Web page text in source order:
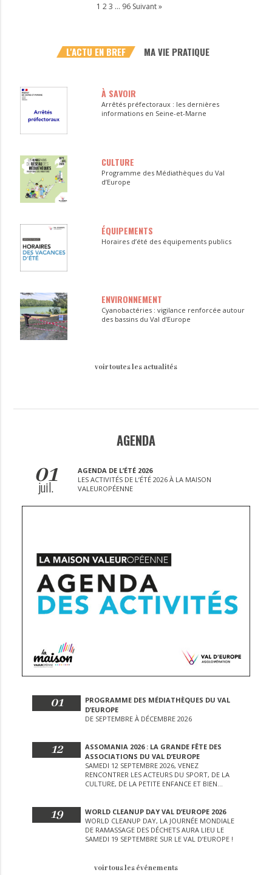
1 2 3 … 96 Suivant »
L'ACTU EN BREF MA VIE PRATIQUE
À SAVOIR
Arrêtés préfectoraux : les dernières
informations en Seine-et-Marne
CULTURE
Programme des Médiathèques du Val
d’Europe
ÉQUIPEMENTS
Horaires d’été des équipements publics
ENVIRONNEMENT
Cyanobactéries : vigilance renforcée autour
des bassins du Val d’Europe
voir toutes les actualités
AGENDA
01
juil.
AGENDA DE L’ÉTÉ 2026
LES ACTIVITÉS DE L’ÉTÉ 2026 À LA MAISON
VALEUROPÉENNE
01
PROGRAMME DES MÉDIATHÈQUES DU VAL
D’EUROPE
DE SEPTEMBRE À DÉCEMBRE 2026
12
ASSOMANIA 2026 : LA GRANDE FÊTE DES
ASSOCIATIONS DU VAL D’EUROPE
SAMEDI 12 SEPTEMBRE 2026, VENEZ
RENCONTRER LES ACTEURS DU SPORT, DE LA
CULTURE, DE LA PETITE ENFANCE ET BIEN
19
WORLD CLEANUP DAY VAL D’EUROPE 2026
WORLD CLEANUP DAY, LA JOURNÉE MONDIALE
DE RAMASSAGE DES DÉCHETS AURA LIEU LE
SAMEDI 19 SEPTEMBRE SUR LE VAL D’EUROPE !
voir tous les événements